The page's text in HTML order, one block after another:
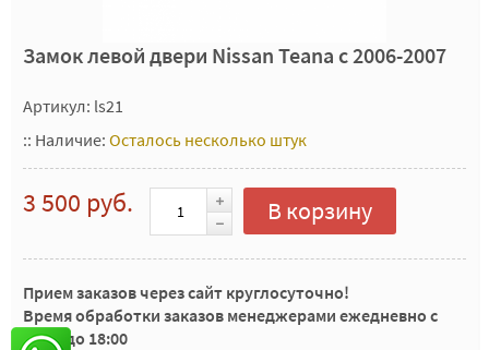
Замок левой двери Nissan Teana с 2006-2007
Артикул: ls21
:: Наличие: Осталось несколько штук
3 500 руб. В корзину
Прием заказов через сайт круглосуточно!
Время обработки заказов менеджерами ежедневно с
10:00 до 18:00